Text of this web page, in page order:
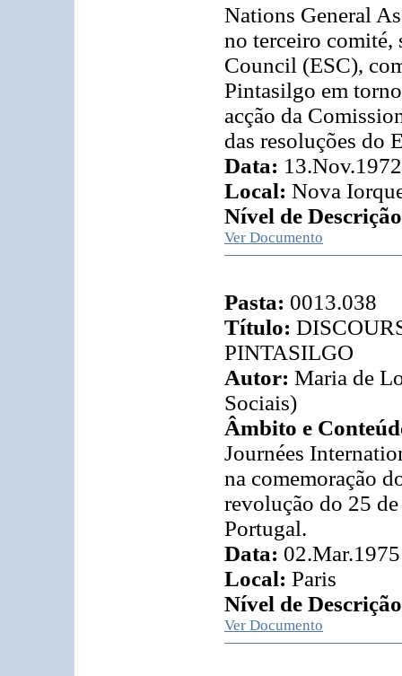
Nations General
no terceiro comité,
Council (ESC),
Pintasilgo em
acção da
das resoluções do
Data: 13.Nov.1972
Local: Nova
Nível de
Ver Documento
Pasta: 0013.038
Título:
PINTASILGO
Autor: Maria de
Sociais)
Âmbito e
Journées
na comemoração
revolução do 25
Portugal.
Data: 02.Mar.1975
Local: Paris
Nível de
Ver Documento